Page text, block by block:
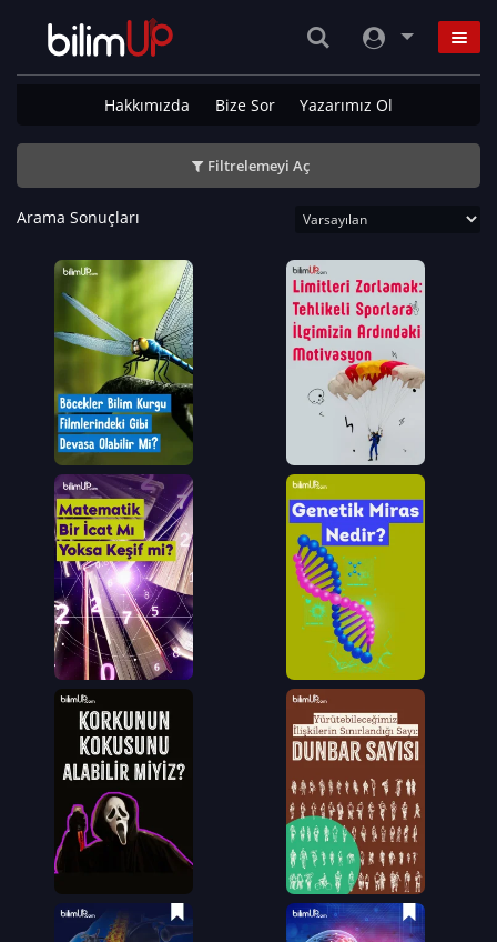
Hakkımızda Bize Sor Yazarımız Ol
Filtrelemeyi Aç
Arama Sonuçları